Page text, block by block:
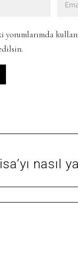
yorumlarımda
nasıl